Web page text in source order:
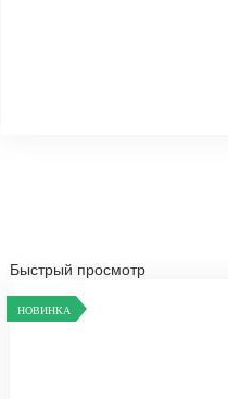
Быстрый просмотр
НОВИНКА